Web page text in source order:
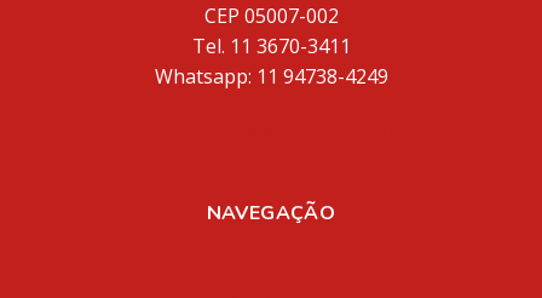
CEP 05007-002
Tel. 11 3670-3411
Whatsapp: 11 94738-4249
NAVEGAÇÃO